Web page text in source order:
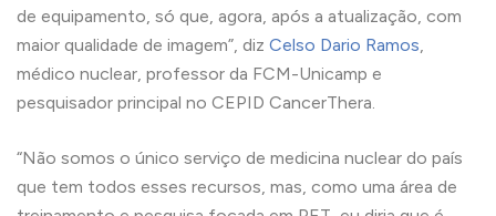
de equipamento, só que, agora, após a atualização, com
maior qualidade de imagem”, diz Celso Dario Ramos,
médico nuclear, professor da FCM-Unicamp e
pesquisador principal no CEPID CancerThera.
“Não somos o único serviço de medicina nuclear do país
que tem todos esses recursos, mas, como uma área de